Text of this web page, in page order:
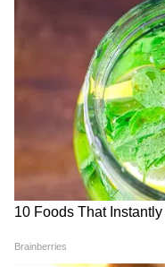
Image Credit :Gemini AI
जेडजेड प्लांट
जेड प्लांट से अलग
पौधा है। इस पौधे को